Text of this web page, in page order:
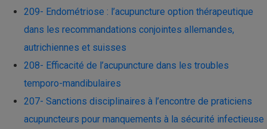
209- Endométriose : l’acupuncture option thérapeutique
dans les recommandations conjointes allemandes,
autrichiennes et suisses
208- Efficacité de l’acupuncture dans les troubles
temporo-mandibulaires
207- Sanctions disciplinaires à l’encontre de praticiens
acupuncteurs pour manquements à la sécurité infectieuse